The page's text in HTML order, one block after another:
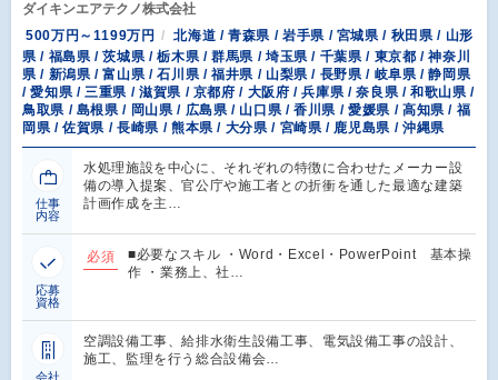
ダイキンエアテクノ株式会社
500万円～1199万円
北海道 / 青森県 / 岩手県 / 宮城県 / 秋田県 / 山形
県 / 福島県 / 茨城県 / 栃木県 / 群馬県 / 埼玉県 / 千葉県 / 東京都 / 神奈川
県 / 新潟県 / 富山県 / 石川県 / 福井県 / 山梨県 / 長野県 / 岐阜県 / 静岡県
/ 愛知県 / 三重県 / 滋賀県 / 京都府 / 大阪府 / 兵庫県 / 奈良県 / 和歌山県 /
鳥取県 / 島根県 / 岡山県 / 広島県 / 山口県 / 香川県 / 愛媛県 / 高知県 / 福
岡県 / 佐賀県 / 長崎県 / 熊本県 / 大分県 / 宮崎県 / 鹿児島県 / 沖縄県
仕事
内容
水処理施設を中心に、それぞれの特徴に合わせたメーカー設
備の導入提案、官公庁や施工者との折衝を通した最適な建築
計画作成を主…
応募
資格
必須
■必要なスキル ・Word・Excel・PowerPoint 基本操
作 ・業務上、社…
会社
空調設備工事、給排水衛生設備工事、電気設備工事の設計、
施工、監理を行う総合設備会…